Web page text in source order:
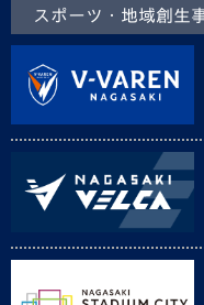
スポーツ・地域創生